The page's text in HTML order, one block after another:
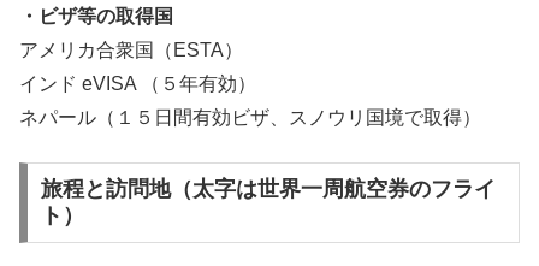
・ビザ等の取得国
アメリカ合衆国（ESTA）
インド eVISA （５年有効）
ネパール（１５日間有効ビザ、スノウリ国境で取得）
旅程と訪問地（太字は世界一周航空券のフライ
ト）